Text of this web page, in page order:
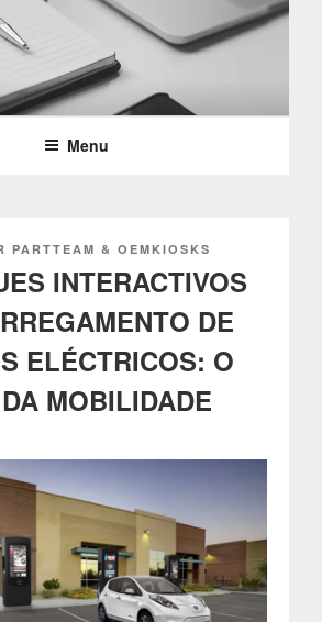
& OEMKIOSKS
Menu
PARTTEAM & OEMKIOSKS
INTERACTIVOS
DE
ELÉCTRICOS: O
MOBILIDADE